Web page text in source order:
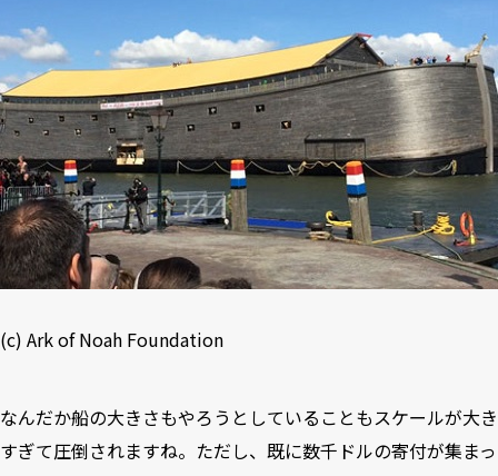
(c) Ark of Noah Foundation
なんだか船の大きさもやろうとしていることもスケールが大き
すぎて圧倒されますね。ただし、既に数千ドルの寄付が集まっ